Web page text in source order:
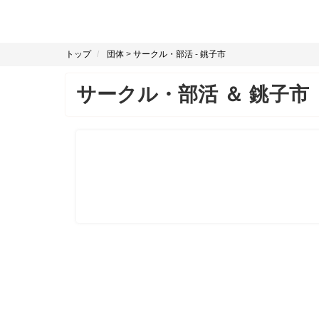
トップ 団体 > サークル・部活 - 銚子市
サークル・部活＆ 銚子市